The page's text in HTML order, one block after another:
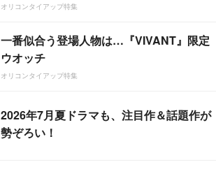
オリコンタイアップ特集
一番似合う登場人物は…『VIVANT』限定
ウオッチ
オリコンタイアップ特集
2026年7月夏ドラマも、注目作＆話題作が
勢ぞろい！